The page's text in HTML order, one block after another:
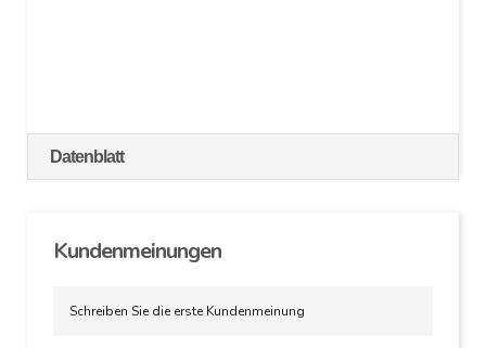
Datenblatt
Kundenmeinungen
Schreiben Sie die erste Kundenmeinung